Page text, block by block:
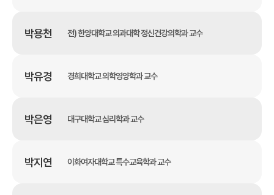
박용천 전) 한양대학교 의과대학 정신건강의학과 교수
박유경 경희대학교 의학영양학과 교수
박은영 대구대학교 심리학과 교수
박지연 이화여자대학교 특수교육학과 교수